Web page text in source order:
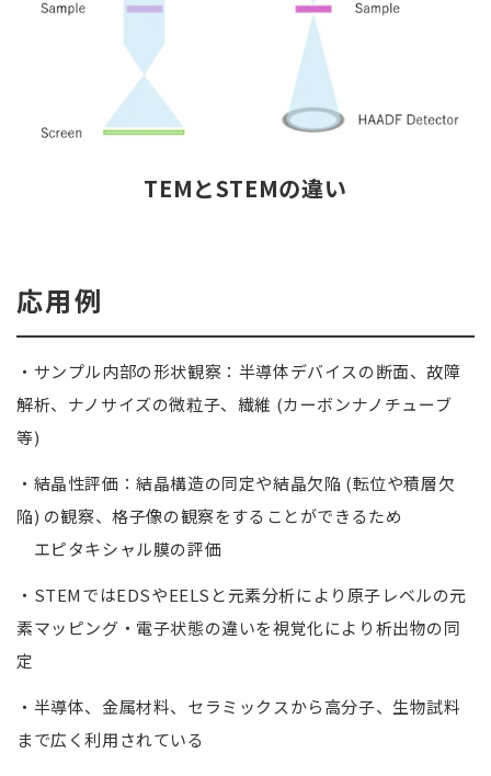
TEMとSTEMの違い
応用例
・ サンプル内部の形状観察：半導体デバイスの断面、故障
解析、ナノサイズの微粒子、繊維 (カーボンナノチューブ
等)
・ 結晶性評価：結晶構造の同定や結晶欠陥 (転位や積層欠
陥) の観察、格子像の観察をすることができるため
エピタキシャル膜の評価
・ STEMではEDSやEELS と元素分析により原子レベルの元
素マッピング・電子状態の違いを視覚化により析出物の同
定
・ 半導体、金属材料、セラミックスから高分子、生物試料
まで広く利用されている